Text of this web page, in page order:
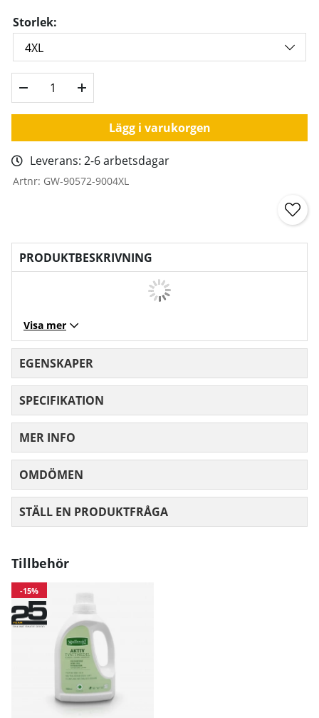
Storlek:
Lägg i varukorgen
Leverans: 2-6 arbetsdagar
Artnr: GW-90572-9004XL
PRODUKTBESKRIVNING
Visa mer
EGENSKAPER
SPECIFIKATION
MER INFO
OMDÖMEN
STÄLL EN PRODUKTFRÅGA
Tillbehör
-15%